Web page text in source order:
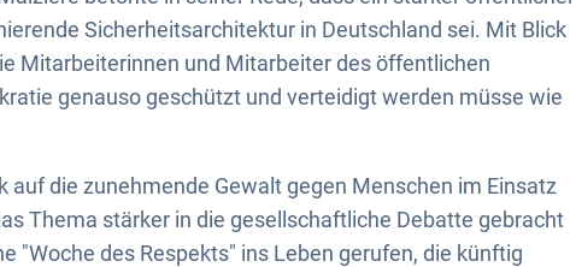
Sicherheitsarchitektur in Deutschland sei. Mit Blick
Mitarbeiterinnen und Mitarbeiter des öffentlichen
genauso geschützt und verteidigt werden müsse wie
die zunehmende Gewalt gegen Menschen im Einsatz
Thema stärker in die gesellschaftliche Debatte gebracht
"Woche des Respekts" ins Leben gerufen, die künftig